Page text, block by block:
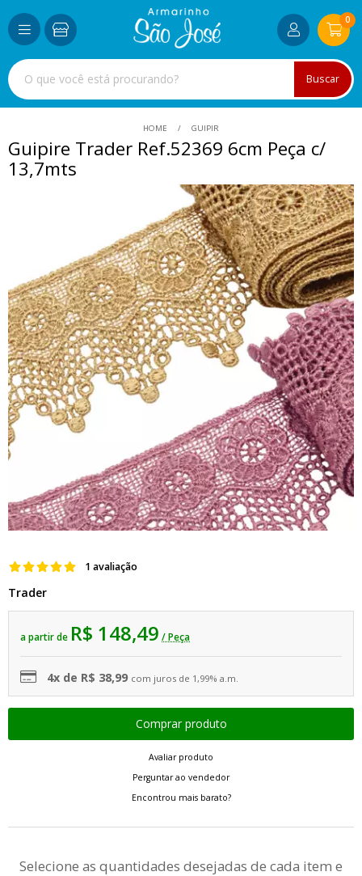
Buscar
0
HOME GUIPIR
Guipire Trader Ref.52369 6cm Peça c/
13,7mts
1 avaliação
Trader
a partir de R$ 148,49 / Peça
4x de R$ 38,99 com juros de 1,99% a.m.
Avaliar produto
Perguntar ao vendedor
Encontrou mais barato?
Selecione as quantidades desejadas de cada item e